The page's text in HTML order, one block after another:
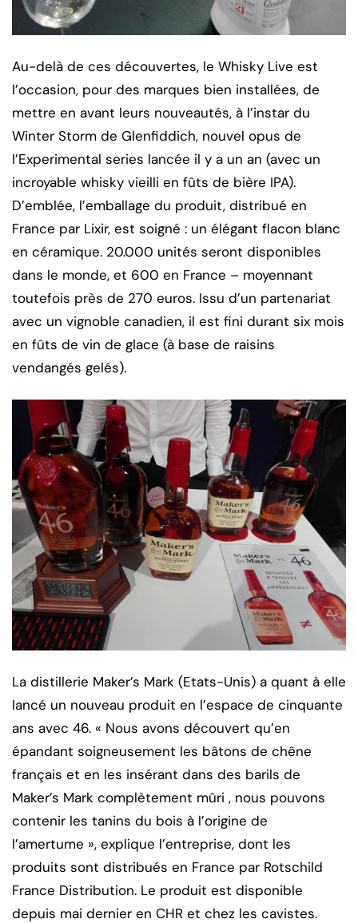
Au-delà de ces découvertes, le Whisky Live est
l’occasion, pour des marques bien installées, de
mettre en avant leurs nouveautés, à l’instar du
Winter Storm de Glenfiddich, nouvel opus de
l’Experimental series lancée il y a un an (avec un
incroyable whisky vieilli en fûts de bière IPA).
D’emblée, l’emballage du produit, distribué en
France par Lixir, est soigné : un élégant flacon blanc
en céramique. 20.000 unités seront disponibles
dans le monde, et 600 en France – moyennant
toutefois près de 270 euros. Issu d’un partenariat
avec un vignoble canadien, il est fini durant six mois
en fûts de vin de glace (à base de raisins
vendangés gelés).
La distillerie Maker’s Mark (Etats-Unis) a quant à elle
lancé un nouveau produit en l’espace de cinquante
ans avec 46. « Nous avons découvert qu’en
épandant soigneusement les bâtons de chêne
français et en les insérant dans des barils de
Maker’s Mark complètement mûri , nous pouvons
contenir les tanins du bois à l’origine de
l’amertume », explique l’entreprise, dont les
produits sont distribués en France par Rotschild
France Distribution. Le produit est disponible
depuis mai dernier en CHR et chez les cavistes.